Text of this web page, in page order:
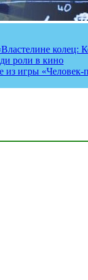
колец:
роли в кино
игры «Человек-